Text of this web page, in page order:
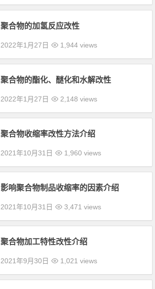
聚合物的加氢反应改性
2022年1月27日 1,944 views
聚合物的酯化、醚化和水解改性
2022年1月27日 2,148 views
聚合物收缩率改性方法介绍
2021年10月31日 1,960 views
影响聚合物制品收缩率的因素介绍
2021年10月31日 3,471 views
聚合物加工特性改性介绍
2021年9月30日 1,021 views